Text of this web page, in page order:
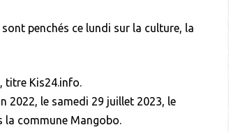
penchés ce lundi sur la culture, la
titre Kis24.info.
2022, le samedi 29 juillet 2023, le
la commune Mangobo.